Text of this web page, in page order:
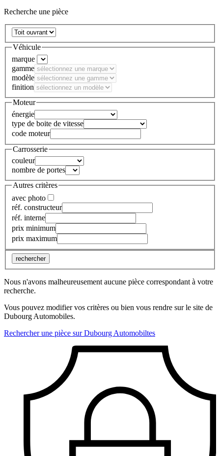
Recherche une pièce
Véhicule
marque
gamme
modèle
finition
Moteur
énergie
type de boite de vitesse
code moteur
Carrosserie
couleur
nombre de portes
Autres critères
avec photo
réf. constructeur
réf. interne
prix minimum
prix maximum
rechercher
Nous n'avons malheureusement aucune pièce correspondant à votre
recherche.
Vous pouvez modifier vos critères ou bien vous rendre sur le site de
Dubourg Automobiles.
Rechercher une pièce sur Dubourg Automobiltes